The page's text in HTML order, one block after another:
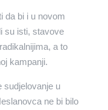
da bi i u novom
su isti, stavove
a to
kampanji.
sudjelovanje u
ne bi bilo